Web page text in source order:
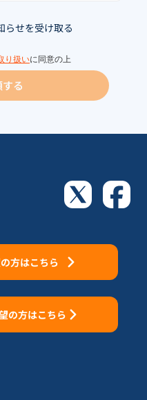
らせを受け取る
り扱いに同意の上
る
方はこちら
の方はこちら